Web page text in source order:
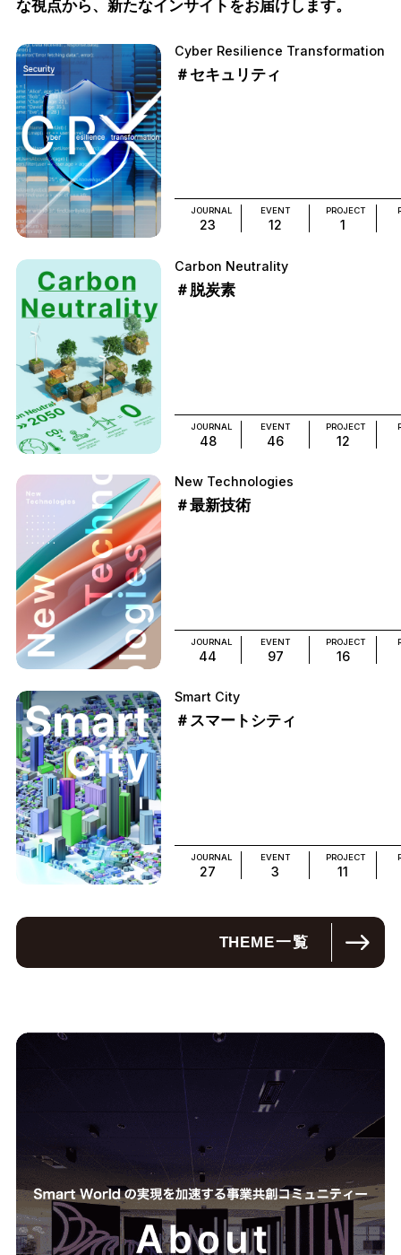
な視点から、新たなインサイトをお届けします。
Cyber Resilience Transformation
＃セキュリティ
JOURNAL
23
EVENT
12
PROJECT
1
Carbon Neutrality
＃脱炭素
JOURNAL
48
EVENT
46
PROJECT
12
New Technologies
＃最新技術
JOURNAL
44
EVENT
97
PROJECT
16
Smart City
＃スマートシティ
JOURNAL
27
EVENT
3
PROJECT
11
THEME一覧